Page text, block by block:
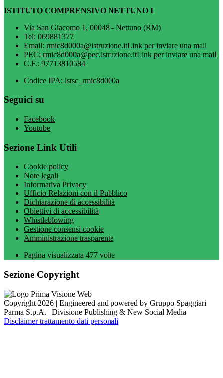
ISTITUTO COMPRENSIVO NETTUNO I
Via San Giacomo 1, 00048 - Nettuno (RM)
Tel: 069881377
Email: rmic8d000a@istruzione.itLink per inviare una mail
PEC: rmic8d000a@pec.istruzione.itLink per inviare una mail
C.F.: 97713810584
Codice IPA: istsc_rmic8d000a
Seguici su
Facebook
Youtube
Sezione Link Utili
Cookie policy
Note legali
Informativa Privacy
Ufficio Relazioni con il Pubblico
Dichiarazione di accessibilità
Obiettivi di accessibilità
Whistleblowing
Gestione consensi cookie
Amministrazione trasparente
Pagina visualizzata 477 volte
Sezione Copyright
Copyright 2026 | Engineered and powered by Gruppo Spaggiari
Parma S.p.A. | Divisione Publishing & New Social Media
Disclaimer trattamento dati personali